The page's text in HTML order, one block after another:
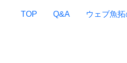
TOP Q&A ウェブ魚